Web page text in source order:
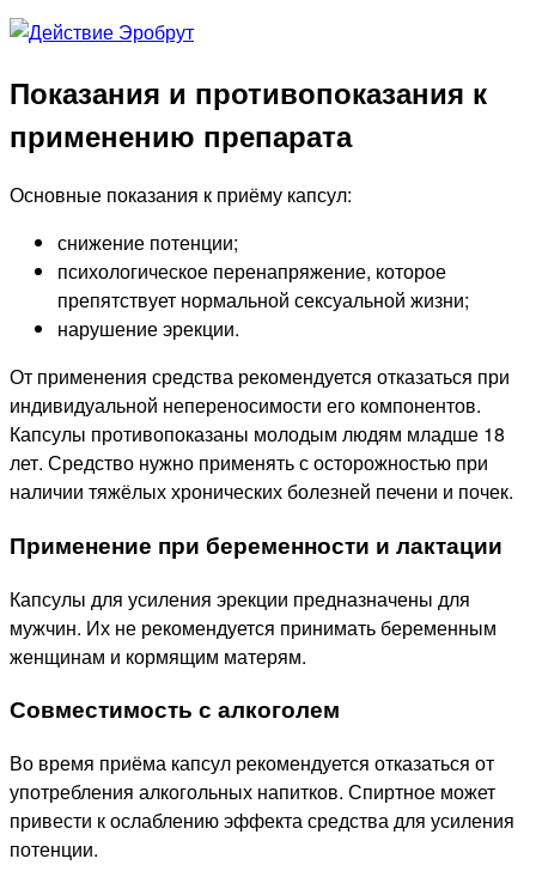
Показания и противопоказания к
применению препарата
Основные показания к приёму капсул:
снижение потенции;
психологическое перенапряжение, которое
препятствует нормальной сексуальной жизни;
нарушение эрекции.
От применения средства рекомендуется отказаться при
индивидуальной непереносимости его компонентов.
Капсулы противопоказаны молодым людям младше 18
лет. Средство нужно применять с осторожностью при
наличии тяжёлых хронических болезней печени и почек.
Применение при беременности и лактации
Капсулы для усиления эрекции предназначены для
мужчин. Их не рекомендуется принимать беременным
женщинам и кормящим матерям.
Совместимость с алкоголем
Во время приёма капсул рекомендуется отказаться от
употребления алкогольных напитков. Спиртное может
привести к ослаблению эффекта средства для усиления
потенции.